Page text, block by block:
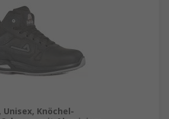
einfachste und schnellste
dass Ihre ausgewählten
geforderten
erfüllen. Weitere
Sie in unserem
Unisex, Knöchel-